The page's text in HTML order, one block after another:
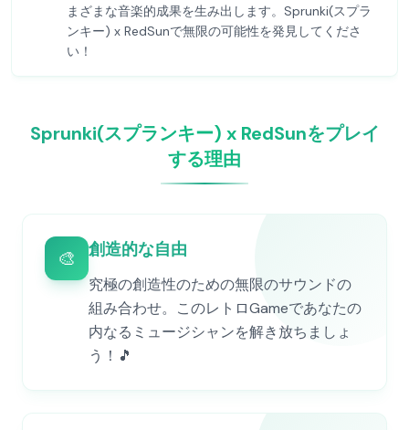
まざまな音楽的成果を生み出します。Sprunki(スプラ
ンキー) x RedSunで無限の可能性を発見してくださ
い！
Sprunki(スプランキー) x RedSunをプレイ
する理由
🎨 創造的な自由
究極の創造性のための無限のサウンドの
組み合わせ。このレトロGameであなたの
内なるミュージシャンを解き放ちましょ
う！🎵